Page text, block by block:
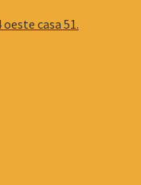
casa 51.